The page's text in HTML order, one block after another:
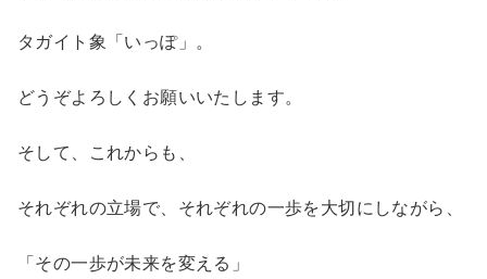
タガイト象「いっぽ」。
どうぞよろしくお願いいたします。
そして、これからも、
それぞれの立場で、それぞれの一歩を大切にしながら、
「その一歩が未来を変える」